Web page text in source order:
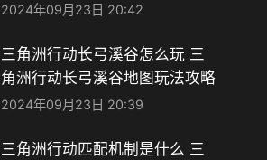
2024年09月23日 20:42
三角洲行动长弓溪谷怎么玩 三
角洲行动长弓溪谷地图玩法攻略
2024年09月23日 20:39
三角洲行动匹配机制是什么 三